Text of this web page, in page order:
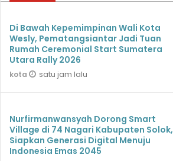
Di Bawah Kepemimpinan Wali Kota
Wesly, Pematangsiantar Jadi Tuan
Rumah Ceremonial Start Sumatera
Utara Rally 2026
kota satu jam lalu
Nurfirmanwansyah Dorong Smart
Village di 74 Nagari Kabupaten Solok,
Siapkan Generasi Digital Menuju
Indonesia Emas 2045